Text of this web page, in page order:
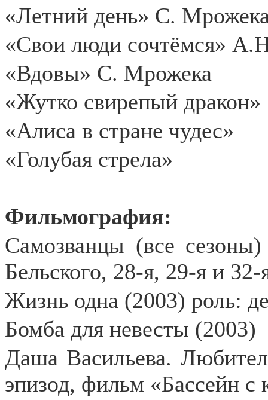
«Летний день» С.
«Свои люди сочтёмся»
«Вдовы» С. Мрожека
«Жутко свирепый дракон»
«Алиса в стране чудес»
«Голубая стрела»
Фильмография:
Самозванцы (все
Бельского, 28-я, 29-я и 32-
Жизнь одна (2003) роль:
Бомба для невесты (2003)
Даша Васильева.
эпизод, фильм «Бассейн с